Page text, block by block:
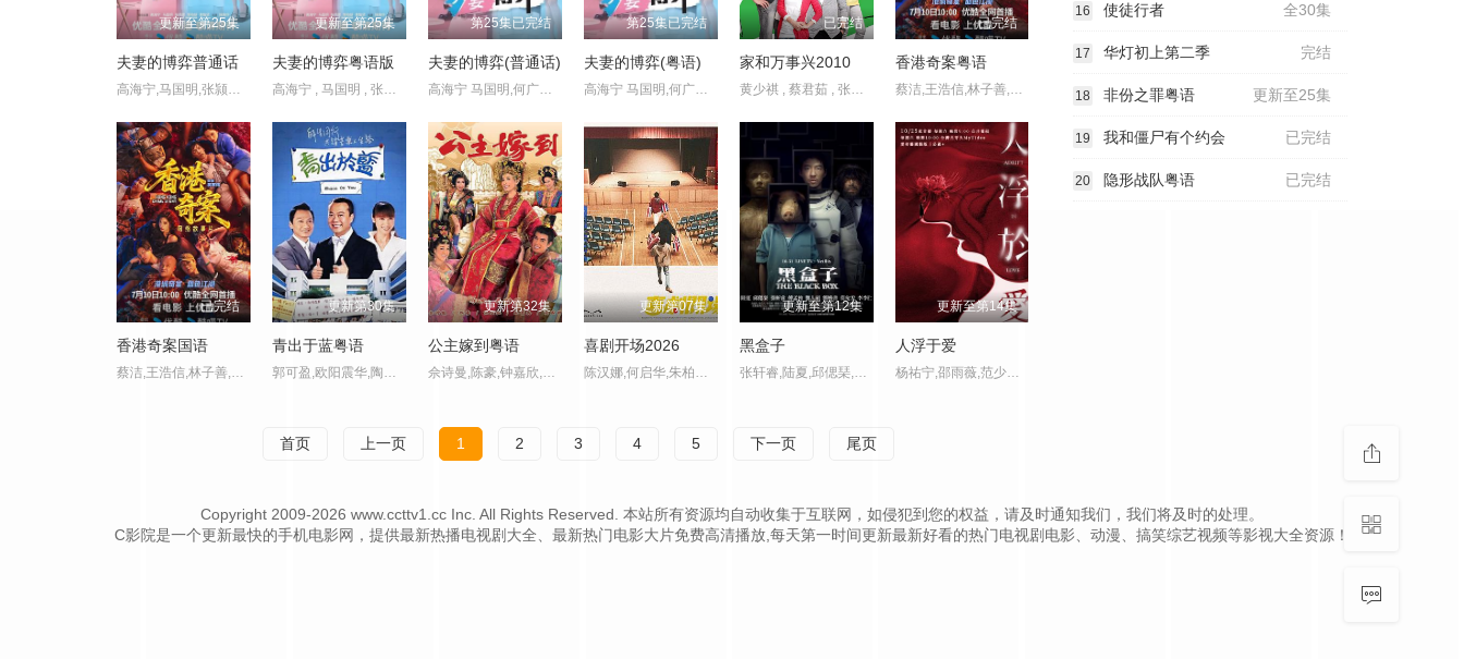
更新至第25集
夫妻的博弈普通话
更新至第25集
夫妻的博弈粤语版
高海宁 , 马国明 , 张颕康 , 郭柏妍 , 黄智贤 , 陈晓华 , 游嘉欣 , 何广沛 , 邓智坚
第25集已完结
夫妻的博弈(普通话)
高海宁 马国明,何广沛,郭柏妍,黄智贤
第25集已完结
夫妻的博弈(粤语)
高海宁 马国明,何广沛,郭柏妍,黄智贤
已完结
家和万事兴2010
黄少祺 , 蔡君茹 , 张凤书 , 谢承均 , 连静雯
已完结
香港奇案粤语
已完结
香港奇案国语
蔡洁,王浩信,林子善,岑珈其,洪浚嘉,何珮瑜,吴志雄,张建声,徐浩昌,彭皓锋,陈佳宁,苏宸褕,陈颖进,丘子健,陈欣妍,白柳嫣 ,柯乃予,何华超,邹文正
更新第30集
青出于蓝粤语
郭可盈,欧阳震华,陶大宇,程可为,杨思琦,甄志强,秦沛,周永恒,胡枫,吕珊
更新第32集
公主嫁到粤语
佘诗曼,陈豪,钟嘉欣,陈法拉,马国明,黄浩然,关菊英,李香琴,阮兆祥
更新第07集
喜剧开场2026
陈汉娜,何启华,朱柏谦,杨乐文,陈子丰,鲁文杰,黃欣,王智德,林千渟,何洛瑶,许月湘,巢嘉伦
更新至第12集
黑盒子
张轩睿,陆夏,邱偲琹,傅孟柏,谢展荣,许安植,贺少侠,特蕾沙,郑人硕,简嫚书,洪君昊 ,何宥辰,莫允雯,李李仁,许葇菈
更新至第14集
人浮于爱
杨祐宁,邵雨薇,范少勋,宋芸桦,简嫚书
首页 上一页 1 2 3 4 5 下一页 尾页
全30集
16 使徒行者
完结
17 华灯初上第二季
更新至25集
18 非份之罪粤语
已完结
19 我和僵尸有个约会
已完结
20 隐形战队粤语
Copyright 2009-2026 www.ccttv1.cc Inc. All Rights Reserved. 本站所有资源均自动收集于互联网，如侵犯到您的权益，请及时通知我们，我们将及时的处理。
C影院是一个更新最快的手机电影网，提供最新热播电视剧大全、最新热门电影大片免费高清播放,每天第一时间更新最新好看的热门电视剧电影、动漫、搞笑综艺视频等影视大全资源！